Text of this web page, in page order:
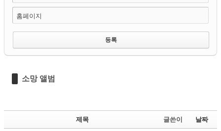
홈페이지
소망 앨범
제목 글쓴이 날짜